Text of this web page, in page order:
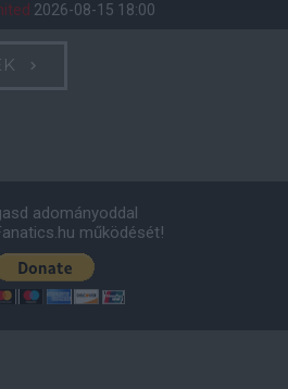
2026-08-15 18:00
adományoddal
működését!